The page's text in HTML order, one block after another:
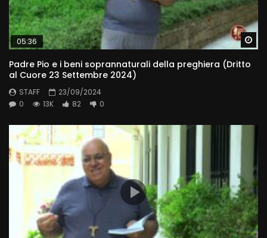
05:36
Padre Pio e i beni soprannaturali della preghiera (Dritto
al Cuore 23 Settembre 2024)
STAFF
23/09/2024
0
13K 82 0